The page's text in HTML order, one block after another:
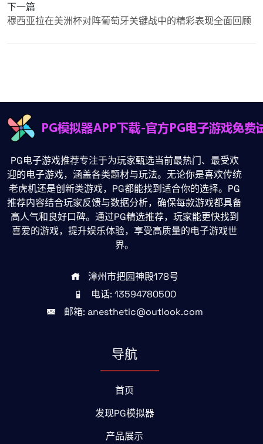
下一篇
穆西亚拉在美洲杯对阵葡萄牙关键战中的精彩表现全面回顾
PG电子游戏推荐专注于为玩家甄选当前最热门、最受欢
迎的电子游戏，涵盖各类题材与玩法。无论你是喜欢传统
老虎机还是创新类游戏，PG都能找到适合你的选择。PG
推荐内容结合玩家反馈与数据分析，确保每款游戏都具备
高人气和良好口碑。通过PG精选推荐，玩家能更快找到
喜爱的游戏，提升娱乐体验，享受高质量的电子游戏世
界。
漳州市把园神殿178号
电话: 13594780500
邮箱: anesthetic@outlook.com
导航
首页
发现PG模拟器
产品展示